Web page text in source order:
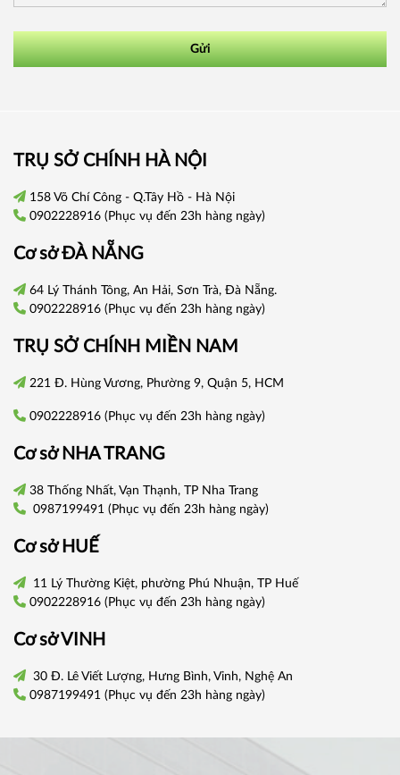
Gửi
TRỤ SỞ CHÍNH HÀ NỘI
158 Võ Chí Công - Q.Tây Hồ - Hà Nội
0902228916(Phục vụ đến 23h hàng ngày)
Cơ sởĐÀ NẴNG
64 Lý Thánh Tông, An Hải, Sơn Trà, Đà Nẵng.
0902228916(Phục vụ đến 23h hàng ngày)
TRỤ SỞ CHÍNH MIỀN NAM
221 Đ. Hùng Vương, Phường 9, Quận 5, HCM
0902228916(Phục vụ đến 23h hàng ngày)
Cơ sởNHA TRANG
38 Thống Nhất, Vạn Thạnh, TP Nha Trang
0987199491(Phục vụ đến 23h hàng ngày)
Cơ sởHUẾ
11 Lý Thường Kiệt, phường Phú Nhuận, TP Huế
0902228916(Phục vụ đến 23h hàng ngày)
Cơ sở VINH
30 Đ. Lê Viết Lượng, Hưng Bình, Vinh, Nghệ An
0987199491(Phục vụ đến 23h hàng ngày)